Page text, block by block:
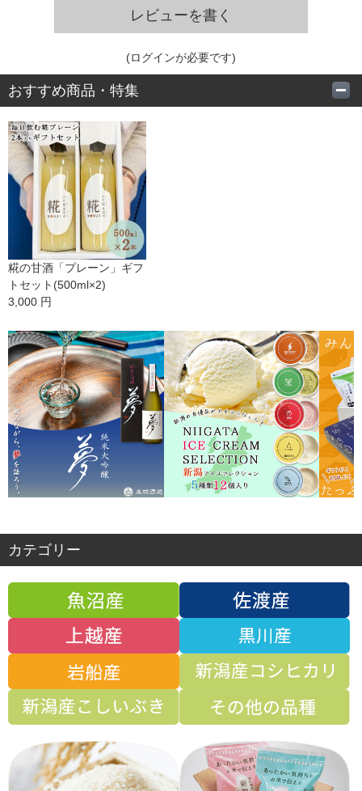
レビューを書く
(ログインが必要です)
おすすめ商品・特集
糀の甘酒「プレーン」ギフ
トセット(500ml×2)
3,000 円
カテゴリー